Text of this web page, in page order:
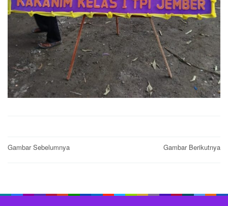
Post
Gambar Sebelumnya Gambar Berikutnya